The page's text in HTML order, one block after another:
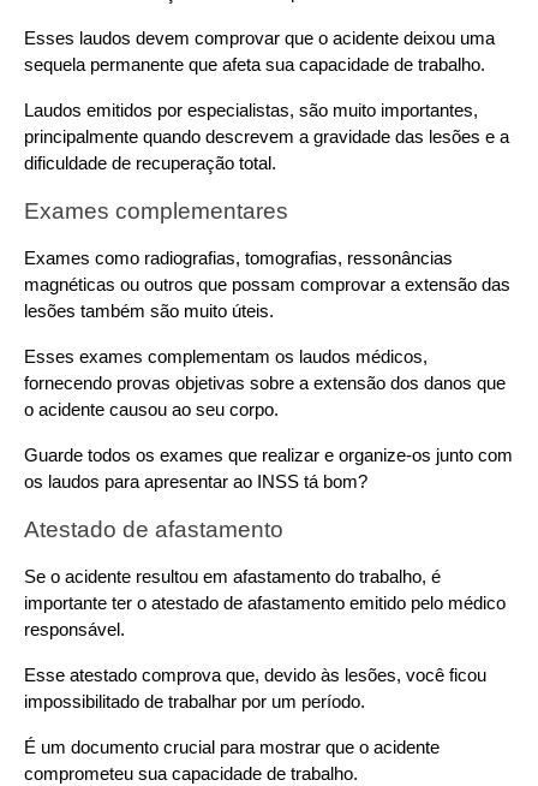
Esses laudos devem comprovar que o acidente deixou uma
sequela permanente que afeta sua capacidade de trabalho.
Laudos emitidos por especialistas, são muito importantes,
principalmente quando descrevem a gravidade das lesões e a
dificuldade de recuperação total.
Exames complementares
Exames como radiografias, tomografias, ressonâncias
magnéticas ou outros que possam comprovar a extensão das
lesões também são muito úteis.
Esses exames complementam os laudos médicos,
fornecendo provas objetivas sobre a extensão dos danos que
o acidente causou ao seu corpo.
Guarde todos os exames que realizar e organize-os junto com
os laudos para apresentar ao INSS tá bom?
Atestado de afastamento
Se o acidente resultou em afastamento do trabalho, é
importante ter o atestado de afastamento emitido pelo médico
responsável.
Esse atestado comprova que, devido às lesões, você ficou
impossibilitado de trabalhar por um período.
É um documento crucial para mostrar que o acidente
comprometeu sua capacidade de trabalho.